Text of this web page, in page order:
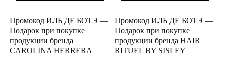
Промокод ИЛЬ ДЕ БОТЭ —
Подарок при покупке
продукции бренда
CAROLINA HERRERA
Промокод ИЛЬ ДЕ БОТЭ —
Подарок при покупке
продукции бренда HAIR
RITUEL BY SISLEY